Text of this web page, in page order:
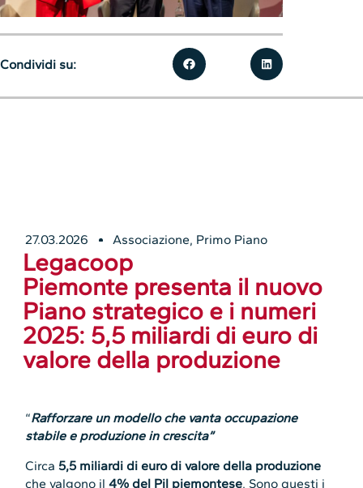
27.03.2026 Associazione, Primo Piano
Legacoop
Piemonte presenta il nuovo
Piano strategico e i numeri
2025: 5,5 miliardi di euro di
valore della produzione
“Rafforzare un modello che vanta occupazione
stabile e produzione in crescita”
Circa 5,5 miliardi di euro di valore della produzione
che valgono il4% del Pil piemontese. Sono questi i
Condividi su: